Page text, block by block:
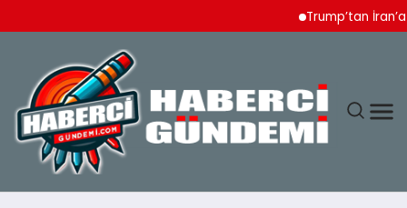
Trump’tan İran’a